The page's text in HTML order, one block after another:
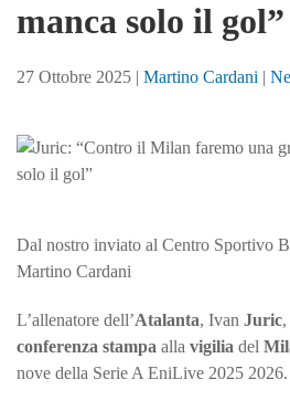
manca solo il gol”
27 Ottobre 2025 | Martino Cardani |
Dal nostro inviato al Centro Sportivo
Martino Cardani
L’allenatore dell’Atalanta, Ivan Juric
conferenza stampa alla vigilia del
nove della Serie A EniLive 2025 2026.